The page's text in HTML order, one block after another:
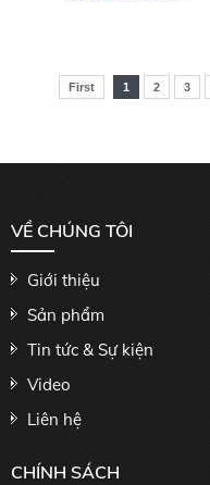
First 1 2 3
VỀ CHÚNG TÔI
Giới thiệu
Sản phẩm
Tin tức & Sự kiện
Video
Liên hệ
CHÍNH SÁCH